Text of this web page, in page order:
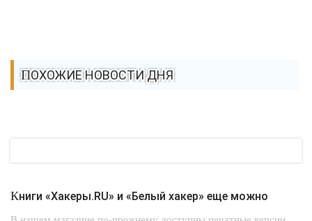
ПОХОЖИЕ НОВОСТИ ДНЯ
Книги «Хакеры.RU» и «Белый хакер» еще можно